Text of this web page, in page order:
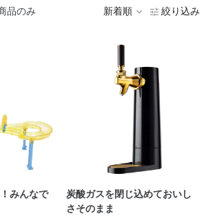
品のみ 新着順 絞り込み
みんなで
炭酸ガスを閉じ込めておいし
さそのまま